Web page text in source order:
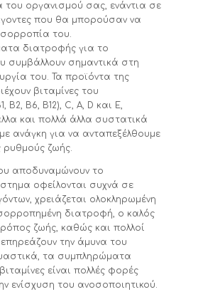
του οργανισμού σας, ενάντια σε
που θα μπορούσαν να
του.
διατροφής για το
συμβάλλουν σημαντικά στη
του. Τα προϊόντα της
βιταμίνες του
Β2, Β6, Β12), C, Α, D και Ε,
και πολλά άλλα συστατικά
ανάγκη για να ανταπεξέλθουμε
ρυθμούς ζωής.
αποδυναμώνουν το
οφείλονται συχνά σε
χρειάζεται ολοκληρωμένη
διατροφή, ο καλός
ζωής, καθώς και πολλοί
την άμυνα του
τα συμπληρώματα
είναι πολλές φορές
ενίσχυση του ανοσοποιητικού.